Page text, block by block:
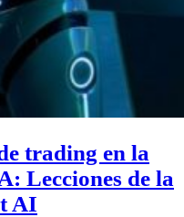
trading en la
Lecciones de la
AI